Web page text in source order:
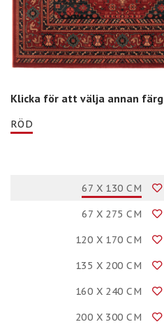
Klicka för att välja annan färg
RÖD
67 X 130 CM
67 X 275 CM
120 X 170 CM
135 X 200 CM
160 X 240 CM
200 X 300 CM